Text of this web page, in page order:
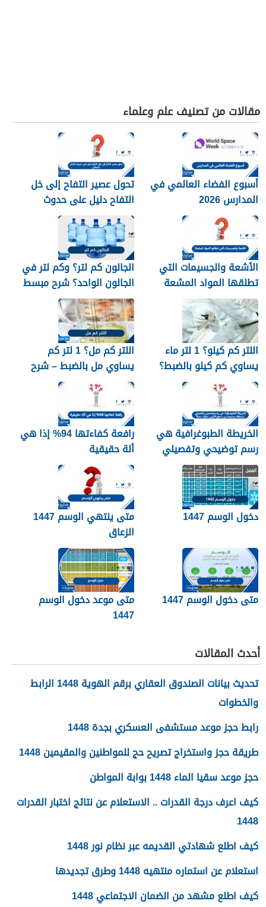
مقالات من تصنيف علم وعلماء
أسبوع الفضاء العالمي في
المدارس 2026
تحول عصير التفاح إلى خل
التفاح دليل على حدوث
تفاعل كيميائي.
الأشعة والجسيمات التي
تطلقها المواد المشعة
الجالون كم لتر؟ وكم لتر في
الجالون الواحد؟ شرح مبسط
اللتر كم كيلو؟ 1 لتر ماء
يساوي كم كيلو بالضبط؟
اللتر كم مل؟ 1 لتر كم
يساوي مل بالضبط – شرح
مبسّط وواضح
الخريطة الطبوغرافية هي
رسم توضيحي وتفصيلي
لمنطقة محدودة من سطح
الأرض. صواب خطأ
رافعة كفاءتها 94% إذا هي
ألة حقيقية
دخول الوسم 1447
متى ينتهي الوسم 1447
الزعاق
متى دخول الوسم 1447
متى موعد دخول الوسم
1447
أحدث المقالات
تحديث بيانات الصندوق العقاري برقم الهوية 1448 الرابط
والخطوات
رابط حجز موعد مستشفى العسكري بجدة 1448
طريقة حجز واستخراج تصريح حج للمواطنين والمقيمين 1448
حجز موعد سقيا الماء 1448 بوابة المواطن
كيف اعرف درجة القدرات .. الاستعلام عن نتائج اختبار القدرات
1448
كيف اطلع شهادتي القديمه عبر نظام نور 1448
استعلام عن استماره منتهيه 1448 وطرق تجديدها
كيف اطلع مشهد من الضمان الاجتماعي 1448